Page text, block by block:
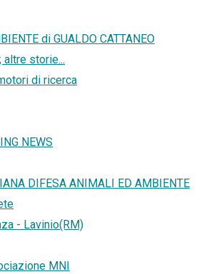
di GUALDO CATTANEO
storie...
di ricerca
NEWS
DIFESA ANIMALI ED AMBIENTE
- Lavinio(RM)
MNI